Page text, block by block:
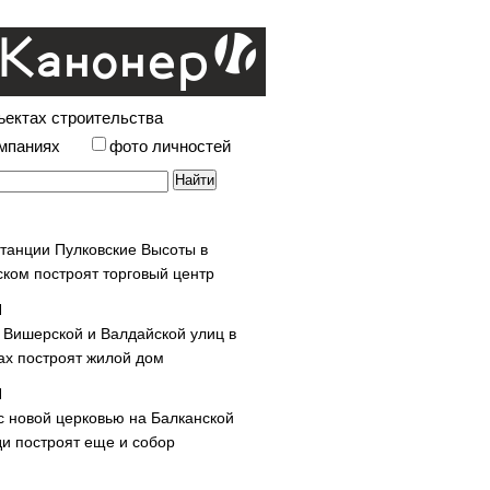
строительства
фото личностей
Пулковские Высоты в
построят торговый центр
Вишерской и Валдайской улиц в
построят жилой дом
новой церковью на Балканской
построят еще и собор